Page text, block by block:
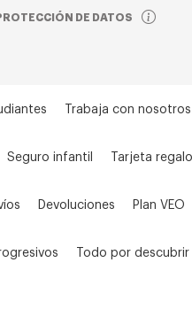
DE DATOS
Trabaja con nosotros
Seguro infantil Tarjeta regalo
Devoluciones Plan VEO
Todo por descubrir